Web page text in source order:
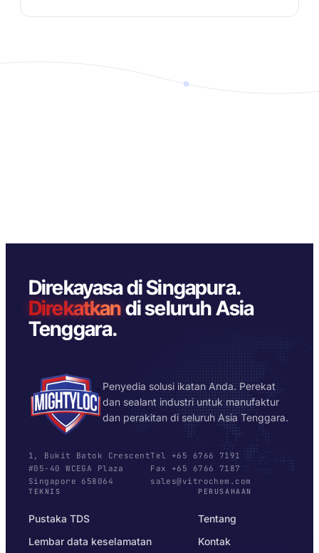
Direkayasa di Singapura.
Direkatkandi seluruh Asia
Tenggara.
Penyedia solusi ikatan Anda. Perekat
dan sealant industri untuk manufaktur
dan perakitan di seluruh Asia Tenggara.
1, Bukit Batok Crescent
#05-40 WCEGA Plaza
Singapore 658064
Tel +65 6766 7191
Fax +65 6766 7187
sales@vitrochem.com
TEKNIS
Pustaka TDS
Lembar data keselamatan
PERUSAHAAN
Tentang
Kontak